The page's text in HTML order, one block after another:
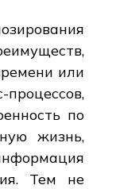
или
по
жизнь,
Тем не